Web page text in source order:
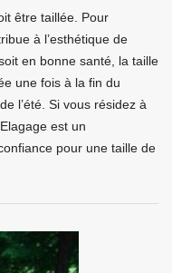
être taillée. Pour
à l’esthétique de
en bonne santé, la taille
une fois à la fin du
l’été. Si vous résidez à
est un
pour une taille de